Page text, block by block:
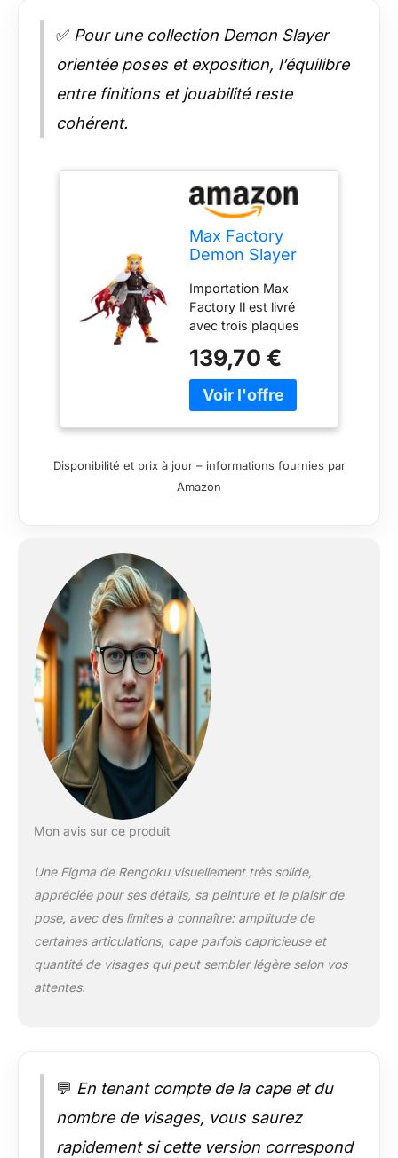
✅ Pour une collection Demon Slayer
orientée poses et exposition, l’équilibre
entre finitions et jouabilité reste
cohérent.
Max Factory
Demon Slayer
no Yaiba Figma
Kyojuro Rengoku
15 cm
Importation Max
Factory Il est livré
avec trois plaques
visage standard, un
visage souriant et un
visage de combat
une utilisation avec
son visage standard
de pièces à effet de
flamme pour recréer
ses techniques de
respiration de flamme
139,70 €
Disponibilité et prix à jour – informations fournies par
Amazon
Mon avis sur ce produit
Une Figma de Rengoku visuellement très solide,
appréciée pour ses détails, sa peinture et le plaisir de
pose, avec des limites à connaître: amplitude de
certaines articulations, cape parfois capricieuse et
quantité de visages qui peut sembler légère selon vos
attentes.
💬 En tenant compte de la cape et du
nombre de visages, vous saurez
rapidement si cette version correspond